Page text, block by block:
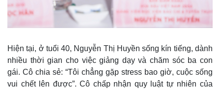
Hiện tại, ở tuổi 40, Nguyễn Thị Huyền sống kín tiếng, dành
nhiều thời gian cho việc giảng dạy và chăm sóc ba con
gái. Cô chia sẻ: “Tôi chẳng gặp stress bao giờ, cuộc sống
vui chết lên được”. Cô chấp nhận quy luật tự nhiên của